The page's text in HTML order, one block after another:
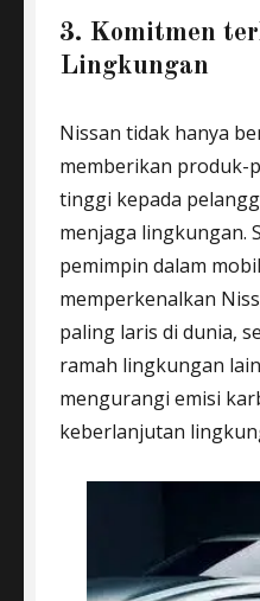
3. Komitmen
Lingkungan
Nissan tidak hanya
memberikan produk-
tinggi kepada
menjaga lingkungan.
pemimpin dalam
memperkenalkan
paling laris di dunia,
ramah lingkungan
mengurangi emisi
keberlanjutan